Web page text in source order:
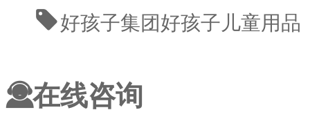
好孩子集团好孩子 儿童用品
在线咨询